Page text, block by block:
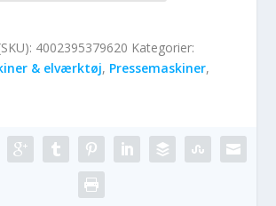
4002395379620 Kategorier:
& elværktøj, Pressemaskiner,